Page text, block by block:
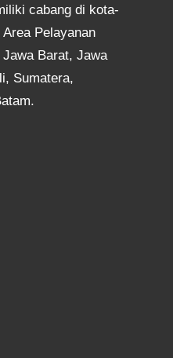
cabang di kota-
Pelayanan
Barat, Jawa
Sumatera,